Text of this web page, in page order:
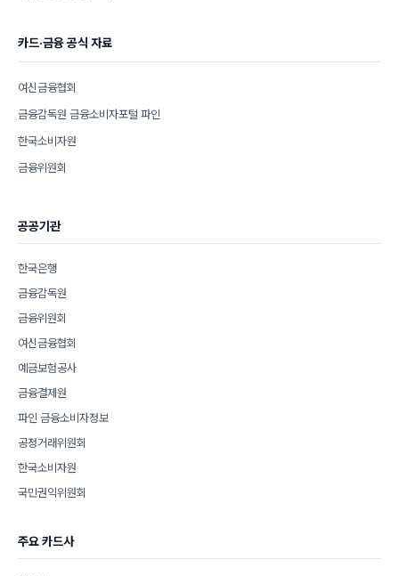
카드·금융 공식 자료
여신금융협회
금융감독원 금융소비자포털 파인
한국소비자원
금융위원회
공공기관
한국은행
금융감독원
금융위원회
여신금융협회
예금보험공사
금융결제원
파인 금융소비자정보
공정거래위원회
한국소비자원
국민권익위원회
주요 카드사